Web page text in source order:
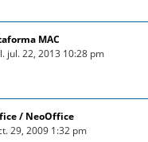
MAC
jul. 22, 2013 10:28 pm
/ NeoOffice
29, 2009 1:32 pm